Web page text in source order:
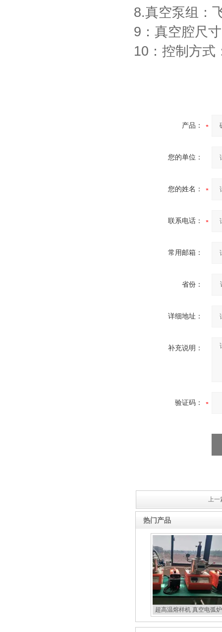
8.真空泵组：
9：真空腔尺
10：控制方式
产品：
您的单位：
您的姓名：
联系电话：
常用邮箱：
省份：
详细地址：
补充说明：
验证码：
上一
热门产品
超高温熔样机 真空电弧